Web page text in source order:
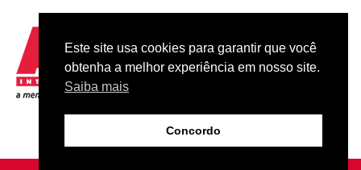
Este site usa cookies para garantir que você
obtenha a melhor experiência em nosso site.
Saiba mais
Concordo